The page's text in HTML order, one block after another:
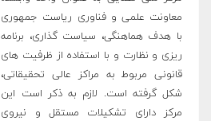
معاونت علمی و فناوری ریاست جمهوری
با هدف هماهنگی، سیاست گذاری، برنامه
ریزی و نظارت و با استفاده از ظرفیت های
قانونی مربوط به مراکز عالی تحقیقاتی،
شکل گرفته است. لازم به ذکر است این
مرکز دارای تشکیلات مستقل و نیروی